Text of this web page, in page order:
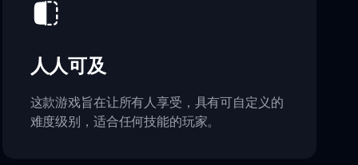
人人可及
这款游戏旨在让所有人享受，具有可自定义的
难度级别，适合任何技能的玩家。